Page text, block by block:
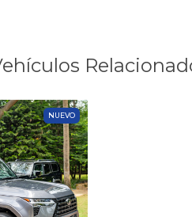
NUEVO